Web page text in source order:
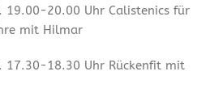
19.00-20.00 Uhr Calistenics für
mit Hilmar
17.30-18.30 Uhr Rückenfit mit